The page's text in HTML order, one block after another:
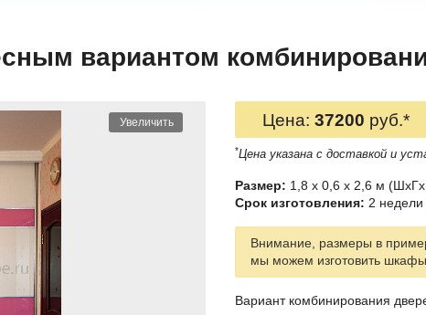
вариантом
Увеличить Цена: 37200 руб.*
*Цена указана с доставкой и
Размер: 1,8 x 0,6 x 2,6 м
Срок изготовления: 2 недели
Внимание, размеры в
мы можем изготовить
Вариант комбинирования